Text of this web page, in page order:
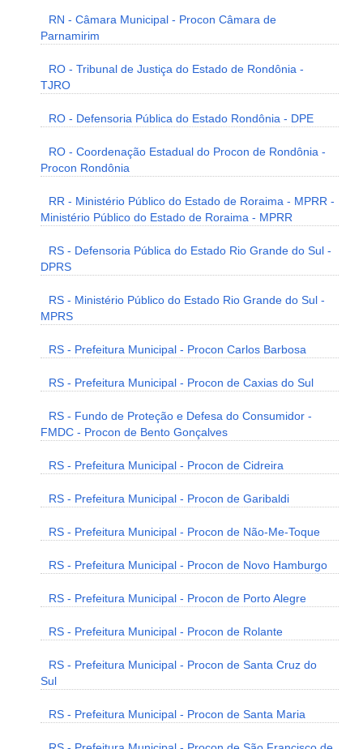
RN - Câmara Municipal - Procon Câmara de
Parnamirim
RO - Tribunal de Justiça do Estado de Rondônia -
TJRO
RO - Defensoria Pública do Estado Rondônia - DPE
RO - Coordenação Estadual do Procon de Rondônia -
Procon Rondônia
RR - Ministério Público do Estado de Roraima - MPRR -
Ministério Público do Estado de Roraima - MPRR
RS - Defensoria Pública do Estado Rio Grande do Sul -
DPRS
RS - Ministério Público do Estado Rio Grande do Sul -
MPRS
RS - Prefeitura Municipal - Procon Carlos Barbosa
RS - Prefeitura Municipal - Procon de Caxias do Sul
RS - Fundo de Proteção e Defesa do Consumidor -
FMDC - Procon de Bento Gonçalves
RS - Prefeitura Municipal - Procon de Cidreira
RS - Prefeitura Municipal - Procon de Garibaldi
RS - Prefeitura Municipal - Procon de Não-Me-Toque
RS - Prefeitura Municipal - Procon de Novo Hamburgo
RS - Prefeitura Municipal - Procon de Porto Alegre
RS - Prefeitura Municipal - Procon de Rolante
RS - Prefeitura Municipal - Procon de Santa Cruz do
Sul
RS - Prefeitura Municipal - Procon de Santa Maria